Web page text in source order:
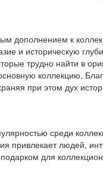
дополнением к
и историческую
трудно найти в
коллекцию.
при этом дух
среди
привлекает людей,
для